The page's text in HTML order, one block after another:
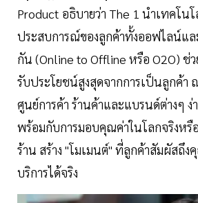
Product อธิบายว่า The 1 นำเทคโน
ประสบการณ์ของลูกค้าทั้งออฟไลน์แล
กัน (Online to Offline หรือ O2O) ช่
รับประโยชน์สูงสุดจากการเป็นลูกค้า
ศูนย์การค้า ร้านค้าและแบรนด์ต่างๆ ง่
พร้อมกับการมอบคุณค่าในโลกจริงห
ร้าน สร้าง "โมเมนต์" ที่ลูกค้าสัมผัสถึ
บริการได้จริง